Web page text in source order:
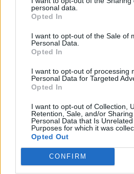
personal data.
Opted In
I want to opt-out of the Sale of
Personal Data.
Opted In
I want to opt-out of processing
Personal Data for Targeted
Opted In
I want to opt-out of Collection,
Retention, Sale, and/or
Personal Data that Is
Purposes for which it was
Opted Out
CONFIRM
Código postal 08183
Barcelona.
Callejero de Castellví
de Rosanes
Código postal 08769
Callejero de Centelles
Código postal 08540
Barcelona.